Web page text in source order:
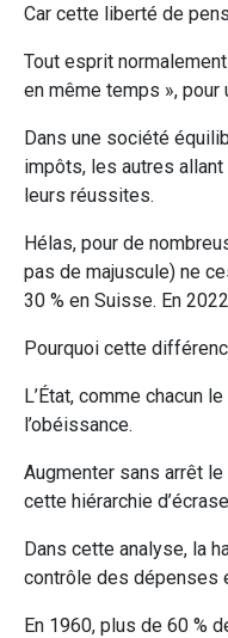
Car cette liberté de
Tout esprit
en même temps »,
Dans une société
impôts, les autres
leurs réussites.
Hélas, pour de
pas de majuscule) ne
30 % en Suisse. En
Pourquoi cette
L’État, comme chacun
l’obéissance.
Augmenter sans arrêt
cette hiérarchie
Dans cette analyse, la
contrôle des dépenses
En 1960, plus de 60 %